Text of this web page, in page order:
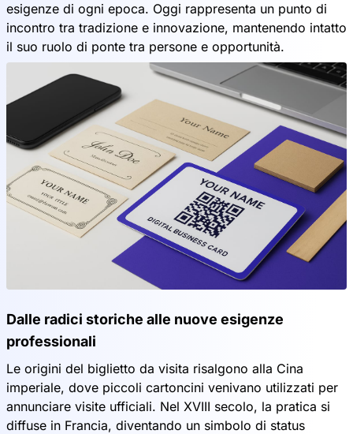
esigenze di ogni epoca. Oggi rappresenta un punto di
incontro tra tradizione e innovazione, mantenendo intatto
il suo ruolo di ponte tra persone e opportunità.
Dalle radici storiche alle nuove esigenze
professionali
Le origini del biglietto da visita risalgono alla Cina
imperiale, dove piccoli cartoncini venivano utilizzati per
annunciare visite ufficiali. Nel XVIII secolo, la pratica si
diffuse in Francia, diventando un simbolo di status